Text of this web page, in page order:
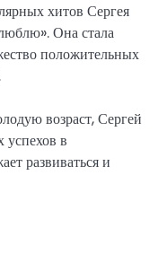
хитов Сергея
Она стала
положительных
возраст, Сергей
успехов в
развиваться и